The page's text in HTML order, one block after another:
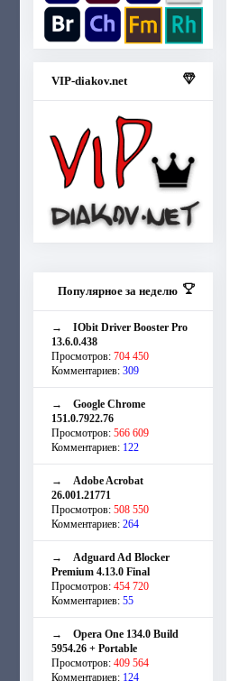
VIP-diakov.net
Популярное за неделю
→ IObit Driver Booster Pro
13.6.0.438
Просмотров: 704 450
Комментариев: 309
→ Google Chrome
151.0.7922.76
Просмотров: 566 609
Комментариев: 122
→ Adobe Acrobat
26.001.21771
Просмотров: 508 550
Комментариев: 264
→ Adguard Ad Blocker
Premium 4.13.0 Final
Просмотров: 454 720
Комментариев: 55
→ Opera One 134.0 Build
5954.26 + Portable
Просмотров: 409 564
Комментариев: 124